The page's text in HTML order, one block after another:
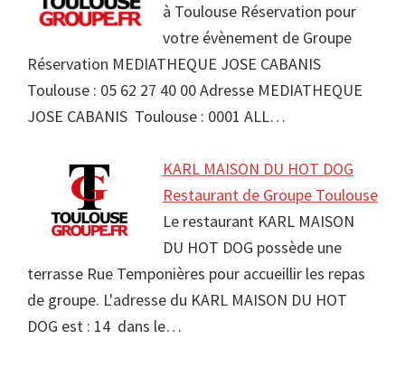
à Toulouse Réservation pour
votre évènement de Groupe
Réservation MEDIATHEQUE JOSE CABANIS
Toulouse : 05 62 27 40 00 Adresse MEDIATHEQUE
JOSE CABANIS Toulouse : 0001 ALL…
KARL MAISON DU HOT DOG
Restaurant de Groupe Toulouse
Le restaurant KARL MAISON
DU HOT DOG possède une
terrasse Rue Temponières pour accueillir les repas
de groupe. L'adresse du KARL MAISON DU HOT
DOG est : 14 dans le…